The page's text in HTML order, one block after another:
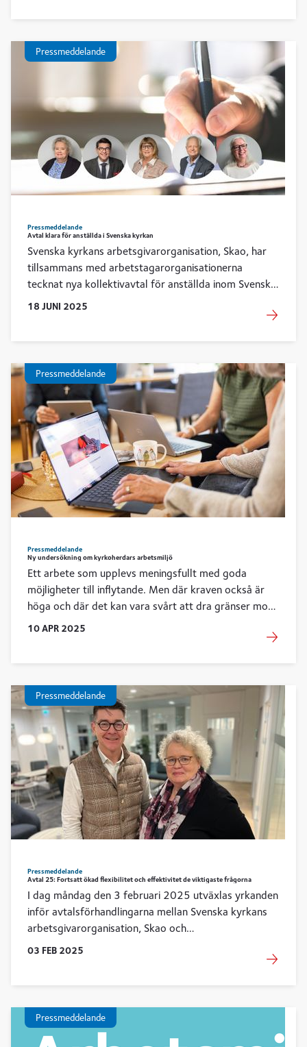
Pressmeddelande
Pressmeddelande
Avtal klara för anställda i Svenska kyrkan
Svenska kyrkans arbetsgivarorganisation, Skao, har
tillsammans med arbetstagarorganisationerna
tecknat nya kollektivavtal för anställda inom Svenska
kyrkan. Ett enhetligt arbetstidsmått, ökad avsättning
18 JUNI 2025
Pressmeddelande
Pressmeddelande
Ny undersökning om kyrkoherdars arbetsmiljö
Ett arbete som upplevs meningsfullt med goda
möjligheter till inflytande. Men där kraven också är
höga och där det kan vara svårt att dra gränser mot
privatlivet. Det är några av resultaten i en ny studie
10APR 2025
Pressmeddelande
Pressmeddelande
Avtal 25: Fortsatt ökad flexibilitet och effektivitet de viktigaste frågorna
I dag måndag den 3 februari 2025 utväxlas yrkanden
inför avtalsförhandlingarna mellan Svenska kyrkans
arbetsgivarorganisation, Skao och
arbetstagarorganisationerna. Budget i balans,
03 FEB 2025
Pressmeddelande